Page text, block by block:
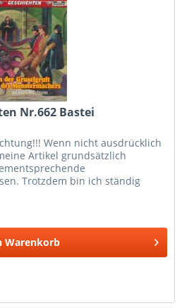
Nr.662 Bastei
Wenn nicht ausdrücklich
Artikel grundsätzlich
Trotzdem bin ich ständig
Warenkorb